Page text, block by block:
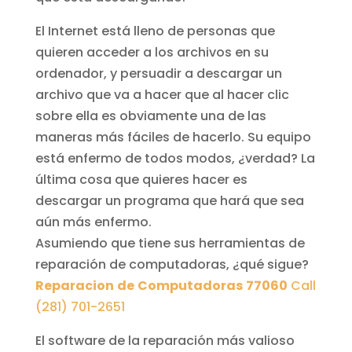
El Internet está lleno de personas que
quieren acceder a los archivos en su
ordenador, y persuadir a descargar un
archivo que va a hacer que al hacer clic
sobre ella es obviamente una de las
maneras más fáciles de hacerlo. Su equipo
está enfermo de todos modos, ¿verdad? La
última cosa que quieres hacer es
descargar un programa que hará que sea
aún más enfermo.
Asumiendo que tiene sus herramientas de
reparación de computadoras, ¿qué sigue?
Reparacion de Computadoras 77060 Call
(281) 701-2651
El software de la reparación más valioso